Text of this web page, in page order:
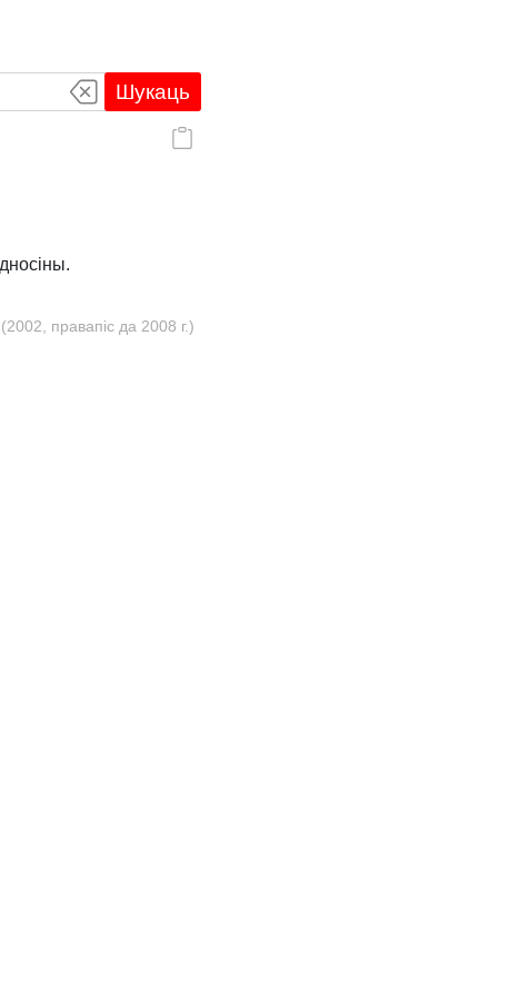
Шукаць
правапіс да 2008 г.)